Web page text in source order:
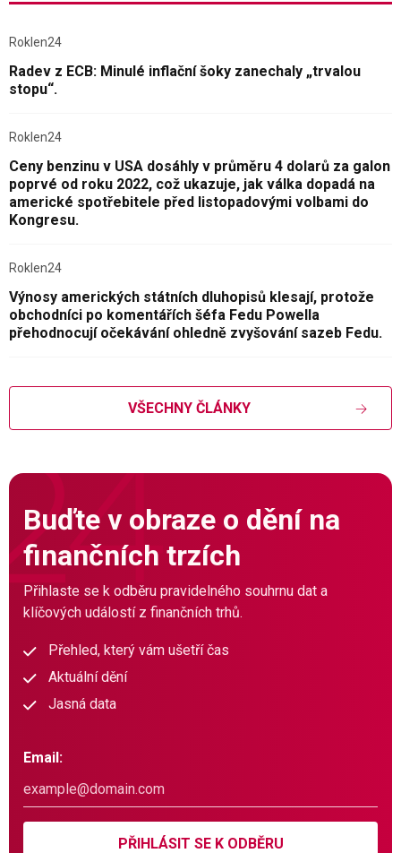
Roklen24
Radev z ECB: Minulé inflační šoky zanechaly „trvalou
stopu“.
Roklen24
Ceny benzinu v USA dosáhly v průměru 4 dolarů za galon
poprvé od roku 2022, což ukazuje, jak válka dopadá na
americké spotřebitele před listopadovými volbami do
Kongresu.
Roklen24
Výnosy amerických státních dluhopisů klesají, protože
obchodníci po komentářích šéfa Fedu Powella
přehodnocují očekávání ohledně zvyšování sazeb Fedu.
VŠECHNY ČLÁNKY
Buďte v obraze o dění na
finančních trzích
Přihlaste se k odběru pravidelného souhrnu dat a
klíčových událostí z finančních trhů.
Přehled, který vám ušetří čas
Aktuální dění
Jasná data
Email:
PŘIHLÁSIT SE K ODBĚRU